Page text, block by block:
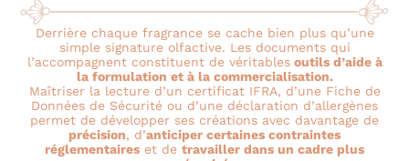
Derrière chaque fragrance se cache bien plus qu’une
simple signature olfactive. Les documents qui
l’accompagnent constituent de véritablesoutils d’aide à
la formulation et à la commercialisation.
Maîtriser la lecture d’un certificat IFRA, d’une Fiche de
Données de Sécurité ou d’une déclaration d’allergènes
permet de développer ses créations avec davantage de
précision, d’anticiper certaines contraintes
réglementaires et de travailler dans un cadre plus